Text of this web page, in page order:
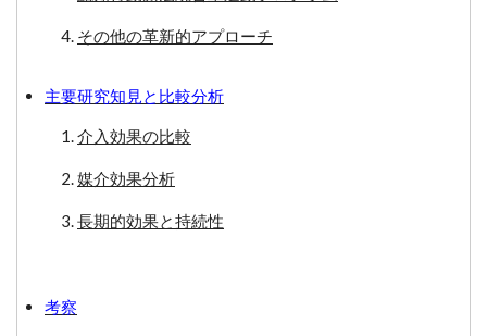
その他の革新的アプローチ
主要研究知見と比較分析
介入効果の比較
媒介効果分析
長期的効果と持続性
考察